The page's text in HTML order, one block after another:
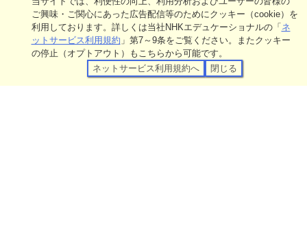
ご興味・ご関心にあった広告配信等のためにクッキー（cookie）を
利用しております。詳しくは当社NHKエデュケーショナルの「ネ
ットサービス利用規約 」第7～9条をご覧ください。またクッキー
の停止（オプトアウト）もこちらから可能です。
ネットサービス利用規約へ
閉じる